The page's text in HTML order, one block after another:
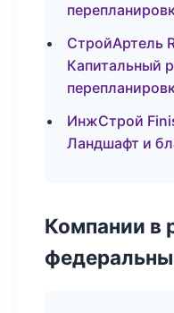
СтройАртель
Капитальный
ИнжСтрой
Ландшафт и
Компании в